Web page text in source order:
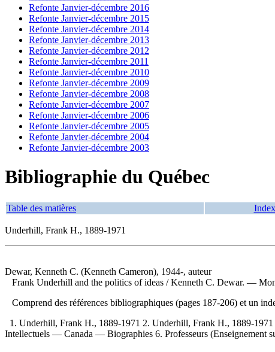
Refonte Janvier-décembre 2016
Refonte Janvier-décembre 2015
Refonte Janvier-décembre 2014
Refonte Janvier-décembre 2013
Refonte Janvier-décembre 2012
Refonte Janvier-décembre 2011
Refonte Janvier-décembre 2010
Refonte Janvier-décembre 2009
Refonte Janvier-décembre 2008
Refonte Janvier-décembre 2007
Refonte Janvier-décembre 2006
Refonte Janvier-décembre 2005
Refonte Janvier-décembre 2004
Refonte Janvier-décembre 2003
Bibliographie du Québec
Table des matières
Underhill, Frank H., 1889-1971
Dewar, Kenneth C. (Kenneth Cameron), 1944-, auteur
Frank Underhill and the politics of ideas / Kenneth C. Dewar. —
Comprend des références bibliographiques (pages 187-206) et un
1. Underhill, Frank H., 1889-1971 2. Underhill, Frank H., 1889-
Intellectuels — Canada — Biographies 6. Professeurs